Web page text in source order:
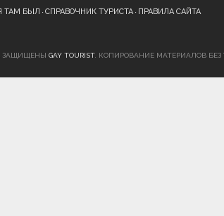
ТАМ БЫЛ СПРАВОЧНИК ТУРИСТА ПРАВИЛА САЙТА
ЗАЩИЩЕНЫ GAY TOURIST. КОПИРОВАНИЕ МАТЕРИАЛОВ